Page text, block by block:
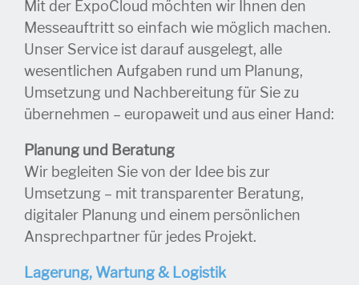
Mit der ExpoCloud möchten wir Ihnen den
Messeauftritt so einfach wie möglich machen.
Unser Service ist darauf ausgelegt, alle
wesentlichen Aufgaben rund um Planung,
Umsetzung und Nachbereitung für Sie zu
übernehmen – europaweit und aus einer Hand:
Planung und Beratung
Wir begleiten Sie von der Idee bis zur
Umsetzung – mit transparenter Beratung,
digitaler Planung und einem persönlichen
Ansprechpartner für jedes Projekt.
Lagerung, Wartung & Logistik